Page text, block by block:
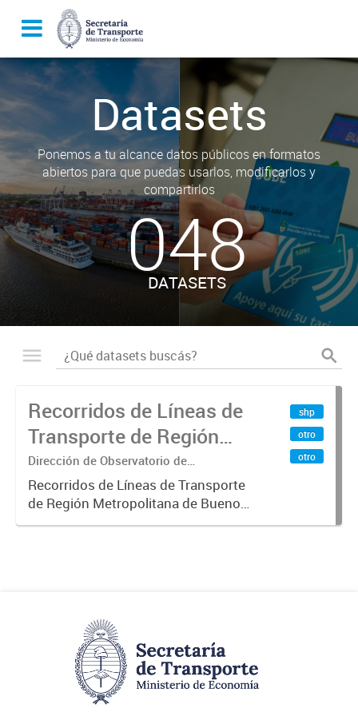
Datasets
Ponemos a tu alcance datos públicos en formatos
abiertos para que puedas usarlos, modificarlos y
compartirlos
048
DATASETS
Recorridos de Líneas de
Transporte de Región
Metropolitana de
Buenos Aires (RMBA)
Dirección de Observatorio de
Transporte, Estudio y Sistemas
Recorridos de Líneas de Transporte
de Región Metropolitana de Buenos
Aires (RMBA).-
shp
otro
otro